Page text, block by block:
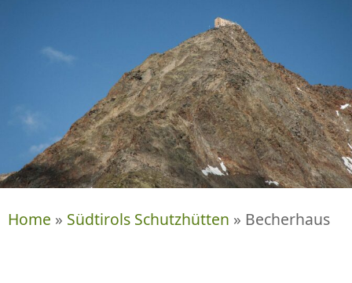
L
T
S
P
R
I
N
N
Home » Südtirols Schutzhütten » Becherhaus